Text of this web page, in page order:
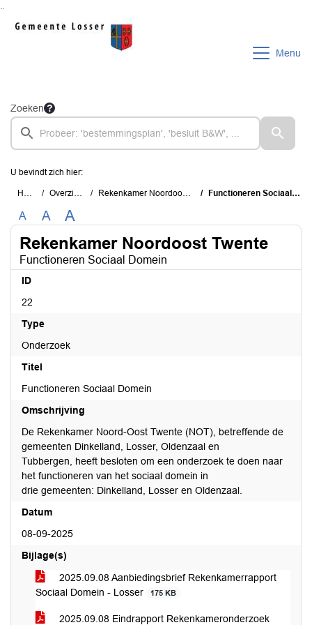
Menu
Zoeken
U bevindt zich hier:
Home Overzichten Rekenkamer Noordoost Twente Functioneren Sociaal Domein
A A A
Rekenkamer Noordoost Twente
Functioneren Sociaal Domein
ID
22
Type
Onderzoek
Titel
Functioneren Sociaal Domein
Omschrijving
De Rekenkamer Noord-Oost Twente (NOT), betreffende de
gemeenten Dinkelland, Losser, Oldenzaal en
Tubbergen, heeft besloten om een onderzoek te doen naar
het functioneren van het sociaal domein in
drie gemeenten: Dinkelland, Losser en Oldenzaal.
Datum
08-09-2025
Bijlage(s)
2025.09.08 Aanbiedingsbrief Rekenkamerrapport
Sociaal Domein - Losser
175 KB
2025.09.08 Eindrapport Rekenkameronderzoek